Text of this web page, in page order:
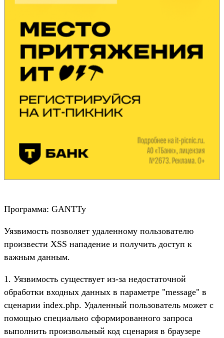
Программа: GANTTy
Уязвимость позволяет удаленному пользователю
произвести XSS нападение и получить доступ к
важным данным.
1. Уязвимость существует из-за недостаточной
обработки входных данных в параметре "message" в
сценарии index.php. Удаленный пользователь может с
помощью специально сформированного запроса
выполнить произвольный код сценария в браузере